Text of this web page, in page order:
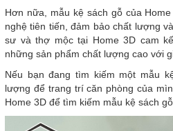
Hơn nữa, mẫu kệ sách gỗ của
nghệ tiên tiến, đảm bảo chất lượng
sư và thợ mộc tại Home 3D cam
những sản phẩm chất lượng cao với
Nếu bạn đang tìm kiếm một mẫu
lượng để trang trí căn phòng của
Home 3D để tìm kiếm mẫu kệ sách